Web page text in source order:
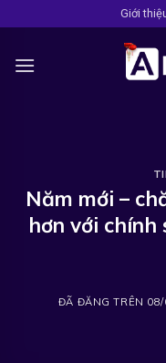
đến
nội
Giới
Năm mới –
hơn với
ĐÃ ĐĂNG TRÊN